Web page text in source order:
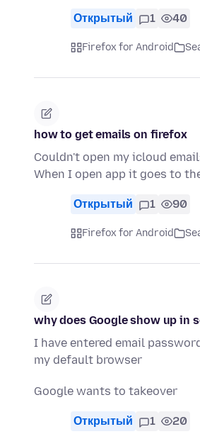
Открытый 1 40
Firefox for Android
how to get emails on firefox
Couldn't open my icloud
When I open app it goes to
Открытый 1 90
Firefox for Android
why does Google show up in
I have entered email
my default browser
Google wants to takeover
Открытый 1 20